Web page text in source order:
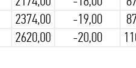
2374,00 -19,00
2620,00 -20,00